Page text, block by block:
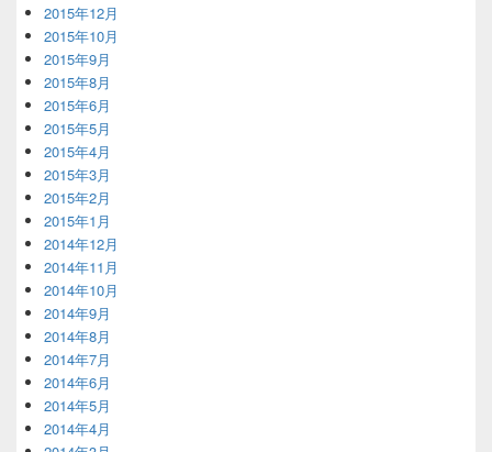
2015年12月
2015年10月
2015年9月
2015年8月
2015年6月
2015年5月
2015年4月
2015年3月
2015年2月
2015年1月
2014年12月
2014年11月
2014年10月
2014年9月
2014年8月
2014年7月
2014年6月
2014年5月
2014年4月